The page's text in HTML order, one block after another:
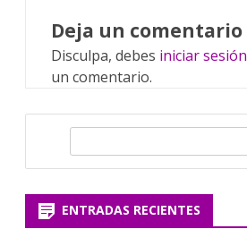
Deja un comentario
Disculpa, debes iniciar sesión
un comentario.
ENTRADAS RECIENTES